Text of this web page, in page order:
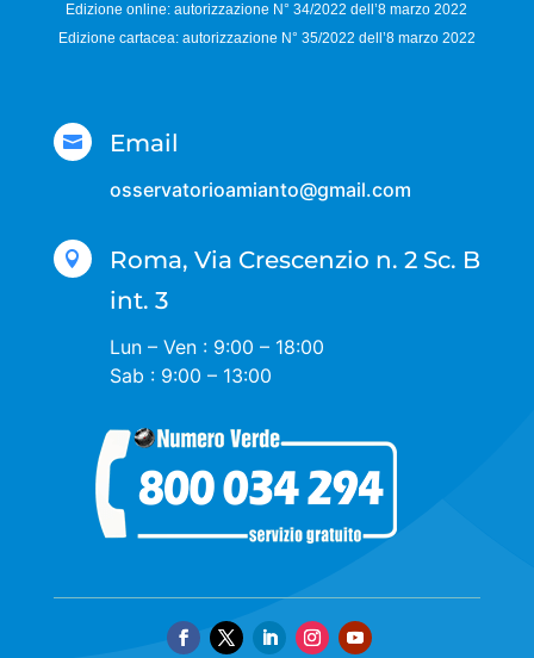
Edizione online: autorizzazione N°34/2022 dell’8 marzo 2022
Edizione cartacea: autorizzazione N° 35/2022 dell’8 marzo 2022
 Email
osservatorioamianto@gmail.com

Roma, Via Crescenzio n. 2 Sc. B
int. 3
Lun – Ven : 9:00 – 18:00
Sab : 9:00 – 13:00